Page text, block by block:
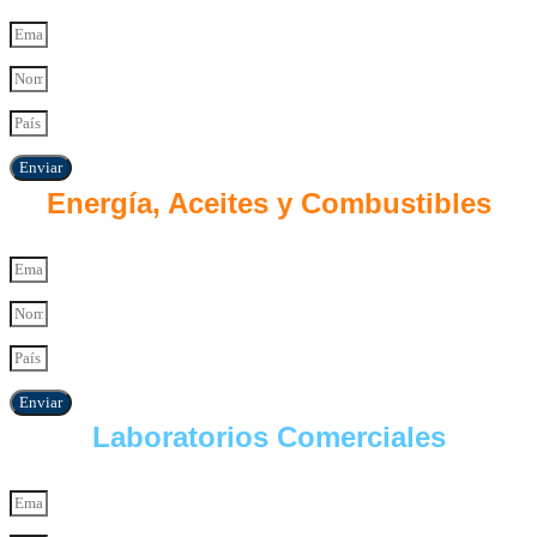
Enviar
Energía, Aceites y Combustibles
Enviar
Laboratorios Comerciales